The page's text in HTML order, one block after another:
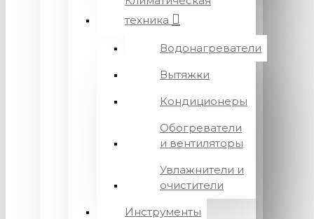
техника
Водонагреватели
Вытяжки
Кондиционеры
Обогреватели
и вентиляторы
Увлажнители и
очистители
Инструменты